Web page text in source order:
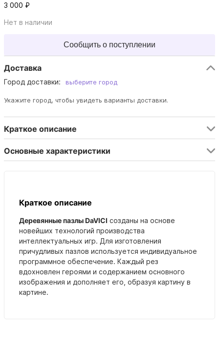
3 000 ₽
Нет в наличии
Сообщить о поступлении
Доставка
Город доставки: выберите город
Укажите город, чтобы увидеть варианты доставки.
Краткое описание
Основные характеристики
Краткое описание
Деревянные пазлы DaVICI созданы на основе
новейших технологий производства
интеллектуальных игр. Для изготовления
причудливых пазлов используется индивидуальное
программное обеспечение. Каждый рез
вдохновлен героями и содержанием основного
изображения и дополняет его, образуя картину в
картине.